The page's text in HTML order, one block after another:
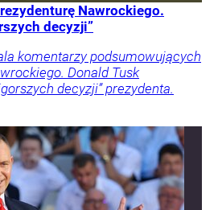
Nawrockiego.
decyzji”
komentarzy podsumowujących
Donald Tusk
decyzji” prezydenta.